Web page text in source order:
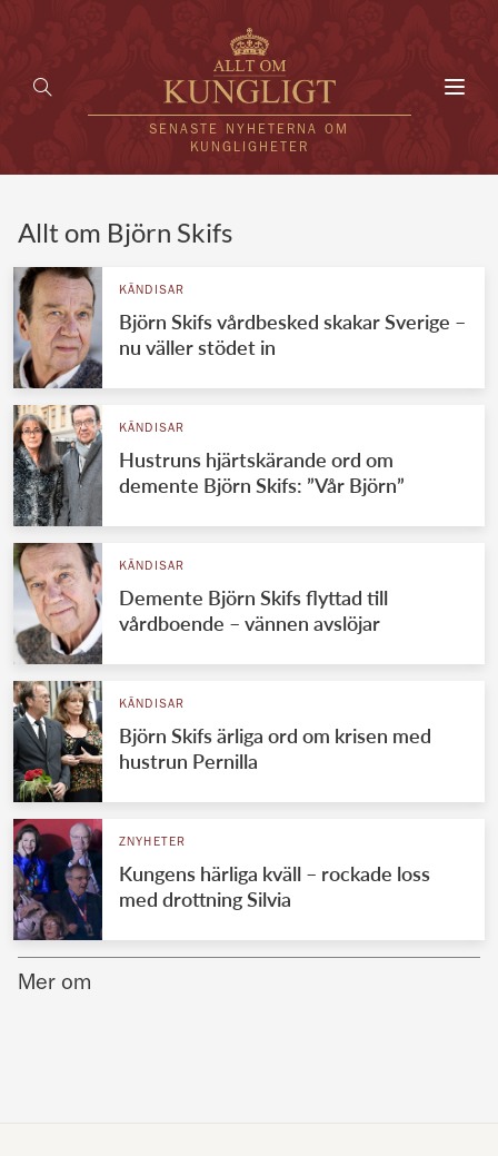
SENASTE NYHETERNA OM
KUNGLIGHETER
UTLÄNDSKT
VÄRLDENS KUNGAHUS
Svenska kungahuset
Brittiska kungahuset
Danska kungahuset
Spanska kungahuset
Jordanska kungahuset
Luxemburgska storhertighuset
Japanska kejsarhuset
Thailändska kungahuset
Marockanska kungahuset
REDAKTION
Allt om Björn Skifs
KÄNDISAR
Björn Skifs vårdbesked skakar Sverige –
nu väller stödet in
KÄNDISAR
Hustruns hjärtskärande ord om
demente Björn Skifs: ”Vår Björn”
KÄNDISAR
Demente Björn Skifs flyttad till
vårdboende – vännen avslöjar
KÄNDISAR
Björn Skifs ärliga ord om krisen med
hustrun Pernilla
ZNYHETER
Kungens härliga kväll – rockade loss
med drottning Silvia
Mer om